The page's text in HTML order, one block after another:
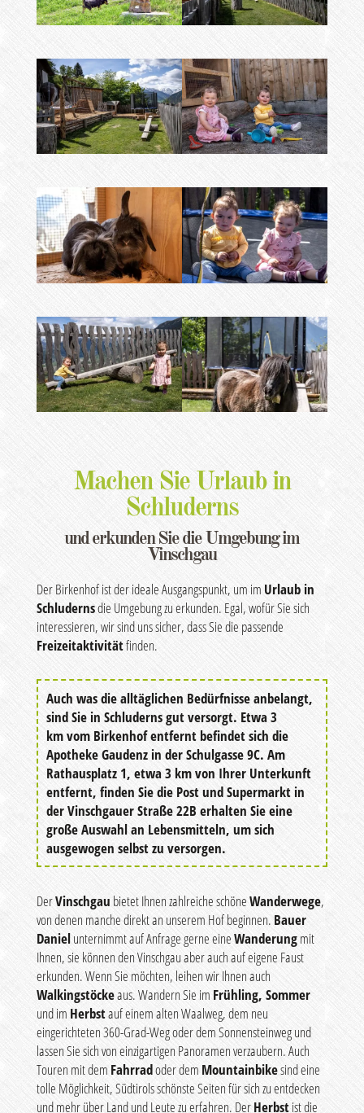
Machen Sie Urlaub in
Schluderns
und erkunden Sie die Umgebung im
Vinschgau
Der Birkenhof ist der ideale Ausgangspunkt, um im Urlaub in
Schludernsdie Umgebung zu erkunden. Egal, wofür Sie sich
interessieren, wir sind uns sicher, dass Sie die passende
Freizeitaktivitätfinden.
Auch was die alltäglichen Bedürfnisse anbelangt,
sind Sie in Schluderns gut versorgt. Etwa 3
km vom Birkenhof entfernt befindet sich die
Apotheke Gaudenz in der Schulgasse 9C. Am
Rathausplatz 1, etwa 3 km von Ihrer Unterkunft
entfernt, finden Sie die Post und Supermarkt in
der Vinschgauer Straße 22B erhalten Sie eine
große Auswahl an Lebensmitteln, um sich
ausgewogen selbst zu versorgen.
DerVinschgau bietet Ihnen zahlreiche schöneWanderwege,
von denen manche direkt an unserem Hof beginnen. Bauer
Danielunternimmt auf Anfrage gerne eineWanderungmit
Ihnen, sie können den Vinschgau aber auch auf eigene Faust
erkunden. Wenn Sie möchten, leihen wir Ihnen auch
Walkingstöckeaus. Wandern Sie im Frühling, Sommer
und im Herbstauf einem alten Waalweg, dem neu
eingerichteten 360-Grad-Weg oder dem Sonnensteinweg und
lassen Sie sich von einzigartigen Panoramen verzaubern. Auch
Touren mit dem Fahrradoder dem Mountainbikesind eine
tolle Möglichkeit, Südtirols schönste Seiten für sich zu entdecken
und mehr über Land und Leute zu erfahren. DerHerbstist die